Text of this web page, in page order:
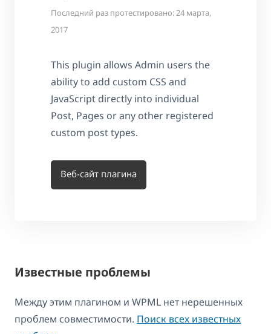
Последний раз протестировано: 24 марта,
2017
This plugin allows Admin users the
ability to add custom CSS and
JavaScript directly into individual
Post, Pages or any other registered
custom post types.
Веб-сайт плагина
Известные проблемы
Между этим плагином и WPML нет нерешенных
проблем совместимости. Поиск всех известных